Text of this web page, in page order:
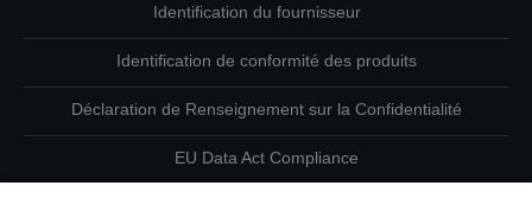
Identification du fournisseur
Identification de conformité des produits
Déclaration de Renseignement sur la Confidentialité
EU Data Act Compliance